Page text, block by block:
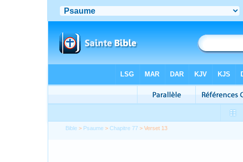
Bible > Psaume >Chapitre 77 > Verset 13